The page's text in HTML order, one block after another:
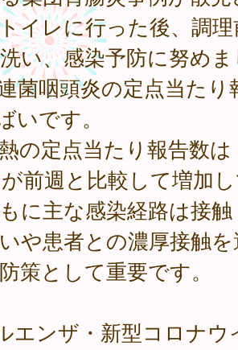
イレに行った後、調
い、感染予防に努め
菌咽頭炎の定点当たり
いです。
の定点当たり報告数は
前週と比較して増加
に主な感染経路は接
や患者との濃厚接触
策として重要です。
エンザ・新型コロナウ